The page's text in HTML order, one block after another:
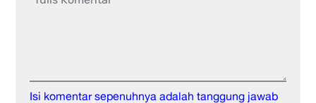
Isi komentar sepenuhnya adalah tanggung jawab